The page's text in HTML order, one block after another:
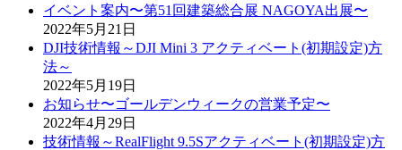
イベント案内〜第51回建築総合展 NAGOYA出展〜
2022年5月21日
DJI技術情報～DJI Mini 3 アクティベート(初期設定)方
法～
2022年5月19日
お知らせ〜ゴールデンウィークの営業予定〜
2022年4月29日
技術情報～RealFlight 9.5Sアクティベート(初期設定)方